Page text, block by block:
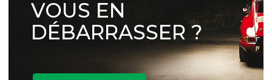
VOUS EN
DÉBARRASSER ?